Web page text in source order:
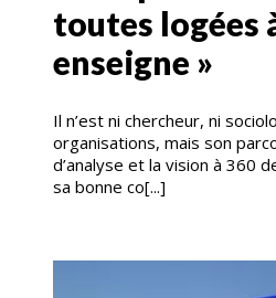
toutes logées
enseigne »
Il n’est ni chercheur, ni
organisations, mais son
d’analyse et la vision à 360
sa bonne co[...]